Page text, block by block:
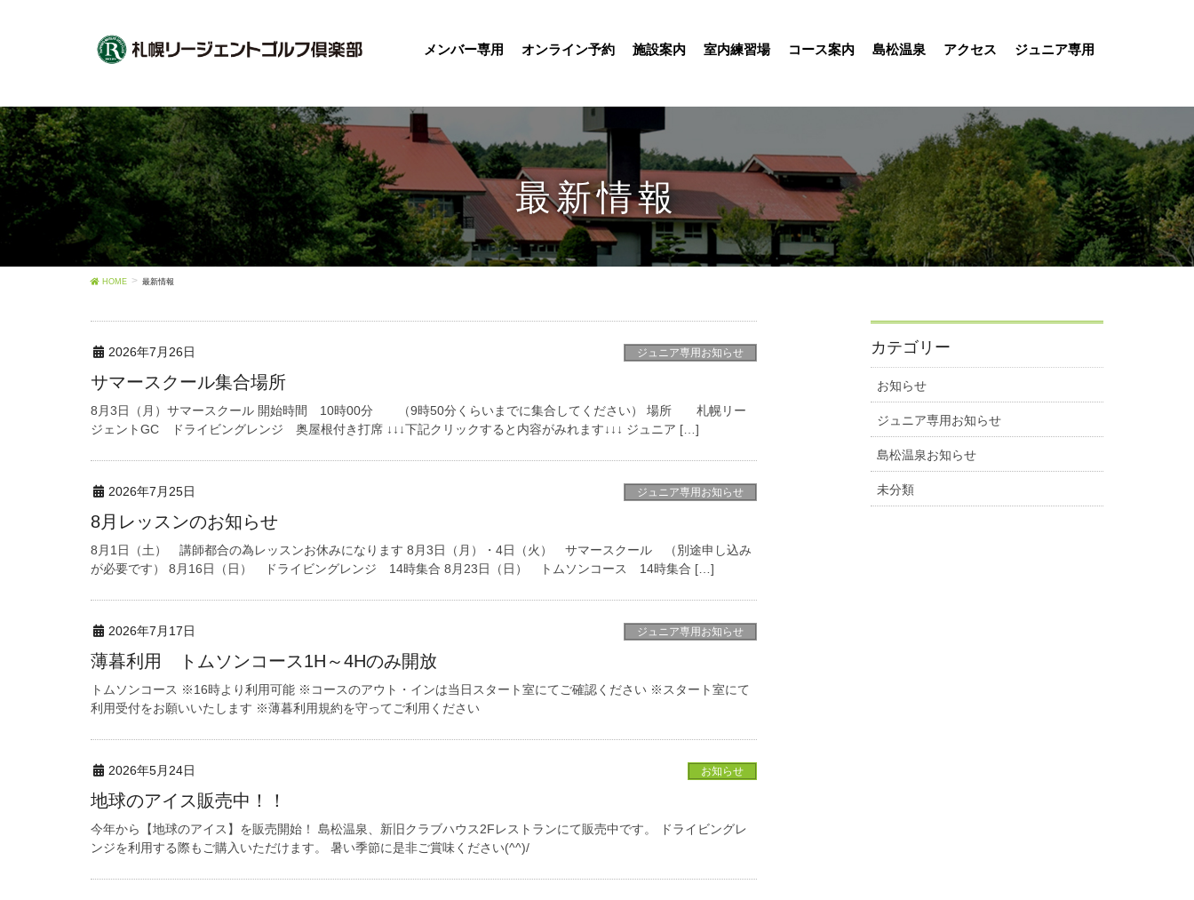
メンバー専用 オンライン予約 施設案内 室内練習場 コース案内 島松温泉 アクセス ジュニア専用
最新情報
HOME 最新情報
2026年7月26日 ジュニア専用お知らせ
サマースクール集合場所
8月3日（月）サマースクール 開始時間 10時00分 （9時50分くらいまでに集合してください） 場所 札幌リー
ジェントGC ドライビングレンジ 奥屋根付き打席 ↓↓↓下記クリックすると内容がみれます↓↓↓ ジュニア […]
2026年7月25日 ジュニア専用お知らせ
8月レッスンのお知らせ
8月1日（土） 講師都合の為レッスンお休みになります 8月3日（月）・4日（火） サマースクール （別途申し込み
が必要です） 8月16日（日） ドライビングレンジ 14時集合 8月23日（日） トムソンコース 14時集合 […]
2026年7月17日 ジュニア専用お知らせ
薄暮利用 トムソンコース1H～4Hのみ開放
トムソンコース ※16時より利用可能 ※コースのアウト・インは当日スタート室にてご確認ください ※スタート室にて
利用受付をお願いいたします ※薄暮利用規約を守ってご利用ください
2026年5月24日 お知らせ
地球のアイス販売中！！
今年から【地球のアイス】を販売開始！ 島松温泉、新旧クラブハウス2Fレストランにて販売中です。 ドライビングレ
ンジを利用する際もご購入いただけます。 暑い季節に是非ご賞味ください(^^)/
カテゴリー
お知らせ
ジュニア専用お知らせ
島松温泉お知らせ
未分類